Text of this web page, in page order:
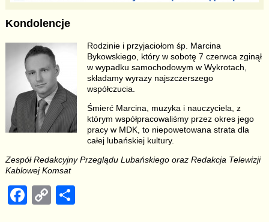
Kondolencje
Rodzinie i przyjaciołom śp. Marcina
Bykowskiego, który w sobotę 7 czerwca zginął
w wypadku samochodowym w Wykrotach,
składamy wyrazy najszczerszego
współczucia.
Śmierć Marcina, muzyka i nauczyciela, z
którym współpracowaliśmy przez okres jego
pracy w MDK, to niepowetowana strata dla
całej lubańskiej kultury.
Zespół Redakcyjny Przeglądu Lubańskiego oraz Redakcja Telewizji
Kablowej Komsat
F
C